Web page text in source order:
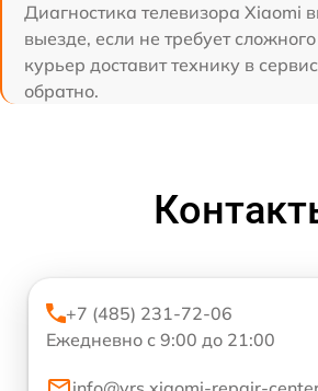
Диагностика телевизора Xiaomi
выезде, если не требует
курьер доставит технику в
обратно.
+7 (485) 231-72-06
Ежедневно с 9:00 до 21:00